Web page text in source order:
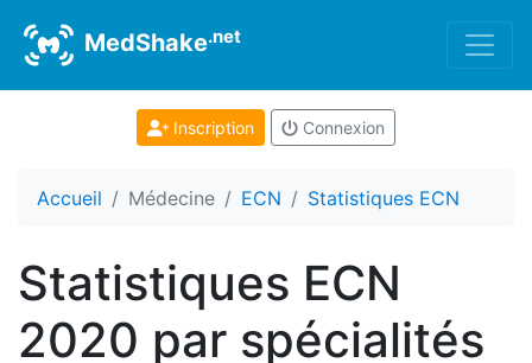
MedShake.net
Inscription Connexion
Accueil Médecine ECN Statistiques ECN
Statistiques ECN
2020 par spécialités